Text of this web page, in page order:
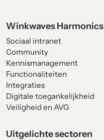
Winkwaves Harmonics
Sociaal intranet
Community
Kennismanagement
Functionaliteiten
Integraties
Digitale toegankelijkheid
Veiligheid en AVG
Uitgelichte sectoren